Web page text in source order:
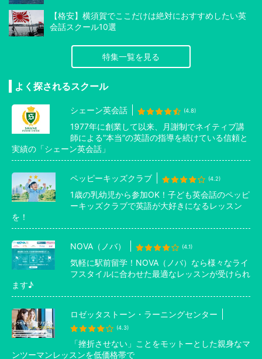
【格安】横須賀でここだけは絶対におすすめしたい英
会話スクール10選
特集一覧を見る
よく探されるスクール
シェーン英会話 (4.8)
1977年に創業して以来、月謝制でネイティブ講
師による”本当”の英語の指導を続けている信頼と
実績の「シェーン英会話」
ペッピーキッズクラブ (4.2)
1歳の乳幼児から参加OK！子ども英会話のペッピ
ーキッズクラブで英語が大好きになるレッスン
を！
NOVA（ノバ） (4.1)
気軽に駅前留学！NOVA（ノバ）なら様々なライ
フスタイルに合わせた最適なレッスンが受けられ
ます♪
ロゼッタストーン・ラーニングセンター
(4.3)
「挫折させない」ことをモットーとした親身なマ
ンツーマンレッスンを低価格帯で